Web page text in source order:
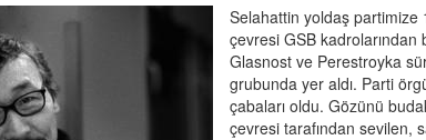
Selahattin yoldaş partimize
çevresi GSB kadrolarından
Glasnost ve Perestroyka
grubunda yer aldı. Parti
çabaları oldu. Gözünü
çevresi tarafından sevilen,